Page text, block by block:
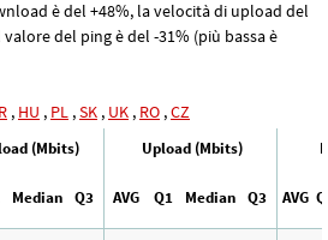
è del +48%, la velocità di upload del
del ping è del -31% (più bassa è
, HU , PL ,SK , UK , RO ,CZ
(Mbits) Upload (Mbits)
Median Q3 AVG Q1 Median Q3 AVG